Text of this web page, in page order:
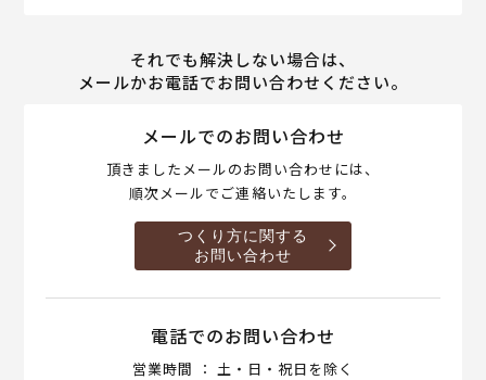
それでも解決しない場合は、
メールかお電話でお問い合わせください。
メールでのお問い合わせ
頂きましたメールのお問い合わせには、
順次メールでご連絡いたします。
つくり方に関する
お問い合わせ
電話でのお問い合わせ
営業時間 ： 土・日・祝日を除く